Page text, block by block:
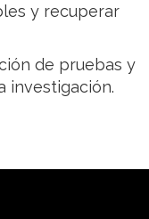
y recuperar
de pruebas y
investigación.